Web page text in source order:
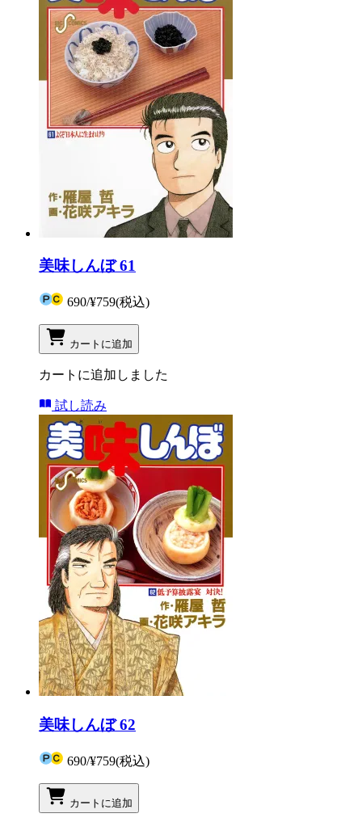
美味しんぼ 61
690/¥759(税込)
カートに追加
カートに追加しました
試し読み
美味しんぼ 62
690/¥759(税込)
カートに追加